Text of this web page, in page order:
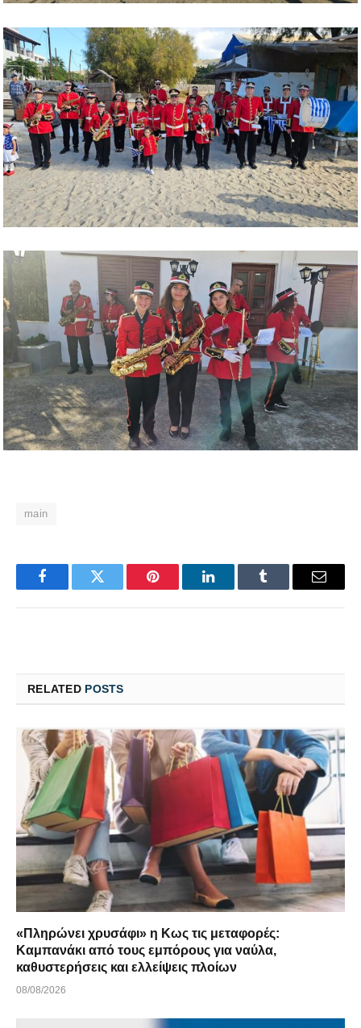
main
FacebookTwitter Pinterest LinkedInTumblr Email
RELATED POSTS
«Πληρώνει χρυσάφι» η Κως τις μεταφορές:
Καμπανάκι από τους εμπόρους για ναύλα,
καθυστερήσεις και ελλείψεις πλοίων
08/08/2026